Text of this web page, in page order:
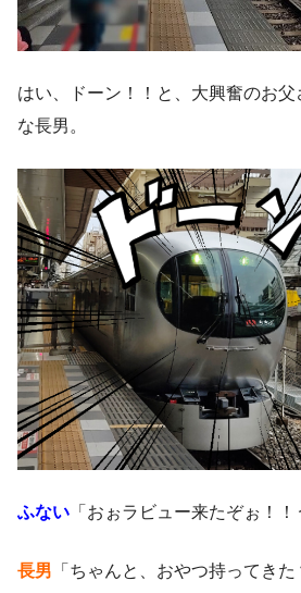
はい、ドーン！！と、大興奮のお
な長男。
ふない 「おぉラビュー来たぞぉ！！
長男 「ちゃんと、おやつ持ってきた